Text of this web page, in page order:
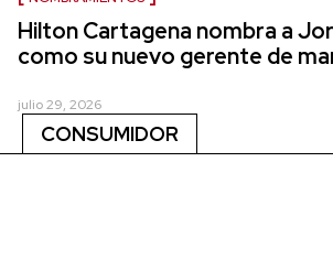
Hilton Cartagena nombra a
como su nuevo gerente de
julio 29, 2026
CONSUMIDOR